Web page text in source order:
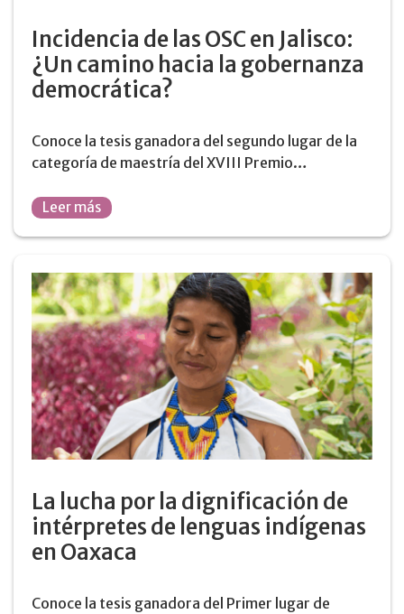
Incidencia de las OSC en Jalisco:
¿Un camino hacia la gobernanza
democrática?
Conoce la tesis ganadora del segundo lugar de la
categoría de maestría del XVIII Premio…
Leer más
La lucha por la dignificación de
intérpretes de lenguas indígenas
en Oaxaca
Conoce la tesis ganadora del Primer lugar de